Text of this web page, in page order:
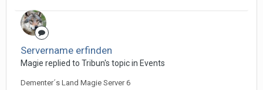
Servername erfinden
Magie replied to Tribun's topic in Events
Dementer´s Land Magie Server 6